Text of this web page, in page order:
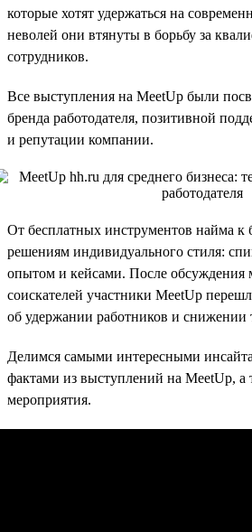
которые хотят удержаться на
неволей они втянуты в борьбу за
сотрудников.
Все выступления на MeetUp были
бренда работодателя, позитивной
и репутации компании.
От бесплатных инструментов найма
решениям индивидуального стиля:
опытом и кейсами. После обсуждения
соискателей участники MeetUp
об удержании работников и снижении
Делимся самыми интересными
фактами из выступлений на MeetUp,
мероприятия.